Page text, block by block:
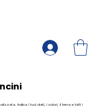
Indica i tuoi dati, i colori, il tema e tutti i